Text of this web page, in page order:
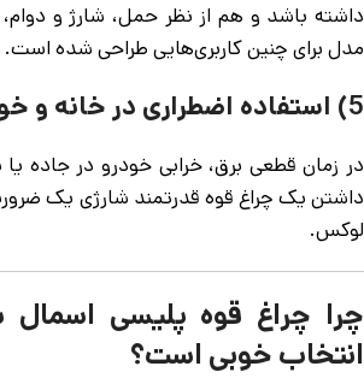
داشته باشد و هم از نظر حمل، شارژ و
مدل برای چنین کاربری‌هایی طراحی شده است.
5) استفاده اضطراری در خانه و خودرو
در زمان قطعی برق، خرابی خودرو در جاده یا
داشتن یک چراغ قوه قدرتمند شارژی یک
لوکس.
انتخاب خوبی است؟